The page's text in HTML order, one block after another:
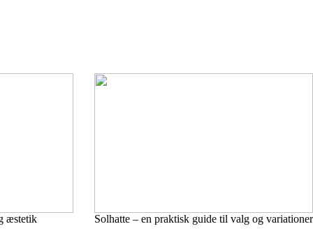
æstetik Solhatte – en praktisk guide til valg og variationer